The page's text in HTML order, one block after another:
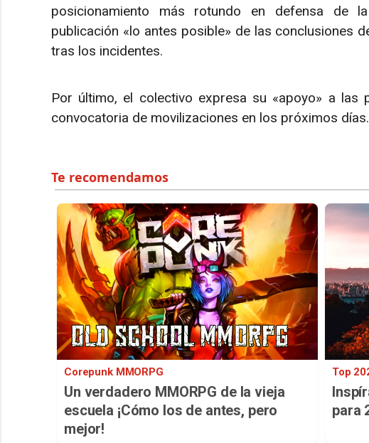
posicionamiento más rotundo en defensa de
publicación «lo antes posible» de las conclusiones
tras los incidentes.
Por último, el colectivo expresa su «apoyo» a las
convocatoria de movilizaciones en los próximos días.
Corepunk MMORPG
Un verdadero MMORPG de la vieja
escuela ¡Cómo los de antes, pero
mejor!
Top
para